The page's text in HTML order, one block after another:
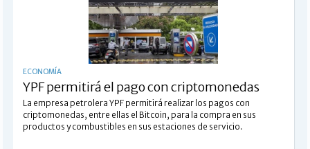
ECONOMÍA
YPF permitirá el pago con criptomonedas
La empresa petrolera YPF permitirá realizar los pagos con
criptomonedas, entre ellas el Bitcoin, para la compra en sus
productos y combustibles en sus estaciones de servicio.